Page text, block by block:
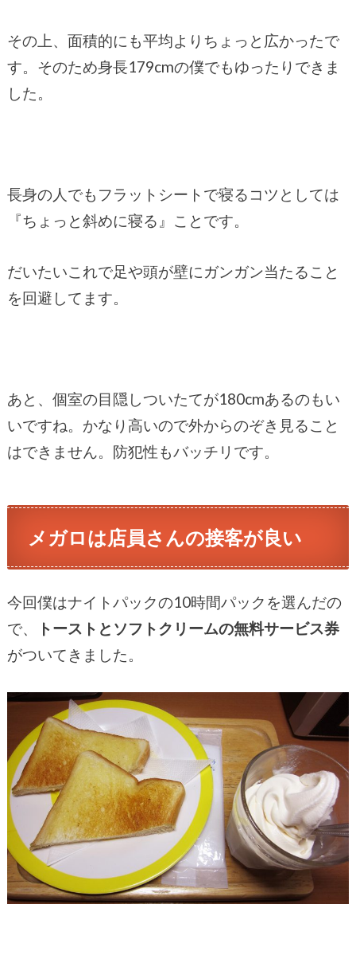
その上、面積的にも平均よりちょっと広かったで
す。そのため身長179cmの僕でもゆったりできま
した。
長身の人でもフラットシートで寝るコツとしては
『ちょっと斜めに寝る』ことです。
だいたいこれで足や頭が壁にガンガン当たること
を回避してます。
あと、個室の目隠しついたてが180cmあるのもい
いですね。かなり高いので外からのぞき見ること
はできません。防犯性もバッチリです。
メガロは店員さんの接客が良い
今回僕はナイトパックの10時間パックを選んだの
で、
トーストとソフトクリームの無料サービス券
がついてきました。